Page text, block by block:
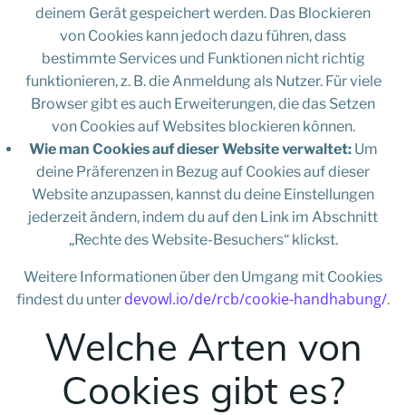
deinem Gerät gespeichert werden. Das Blockieren
von Cookies kann jedoch dazu führen, dass
bestimmte Services und Funktionen nicht richtig
funktionieren, z. B. die Anmeldung als Nutzer. Für viele
Browser gibt es auch Erweiterungen, die das Setzen
von Cookies auf Websites blockieren können.
Wie man Cookies auf dieser Website verwaltet:Um
deine Präferenzen in Bezug auf Cookies auf dieser
Website anzupassen, kannst du deine Einstellungen
jederzeit ändern, indem du auf den Link im Abschnitt
„Rechte des Website-Besuchers“ klickst.
Weitere Informationen über den Umgang mit Cookies
findest du unter devowl.io/de/rcb/cookie-handhabung/.
Welche Arten von
Cookies gibt es?